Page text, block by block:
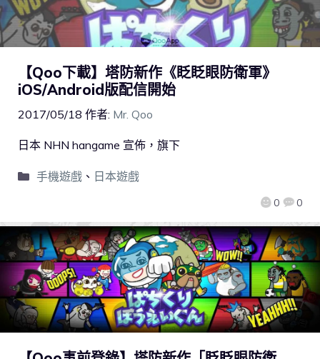
【Qoo下載】塔防新作《眨眨眼防衛軍》
iOS/Android版配信開始
2017/05/18 作者: Mr. Qoo
0 0
日本 NHN hangame 宣佈，旗下
手機遊戲、 日本遊戲